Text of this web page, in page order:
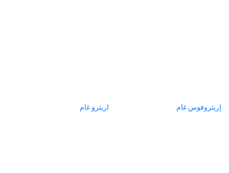
إريثروفوس غام اريثرو غام